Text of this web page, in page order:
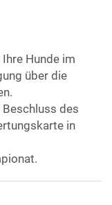
Hunde im
über die
des
in